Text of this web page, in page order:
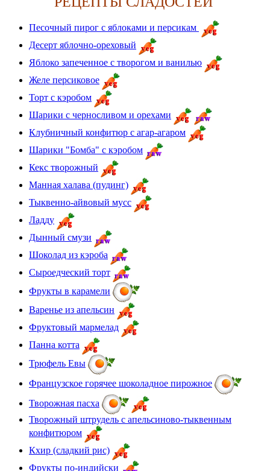
Песочный пирог с яблоками и персикам
Десерт яблочно-ореховый
Яблоко запеченное с творогом и ванилью
Желе персиковое
Торт с кэробом
Шарики с черносливом и орехами
Клубничный конфитюр с агар-агаром
Шарики "Бомба" с кэробом
Кекс творожный
Манная халава (пудинг)
Тыквенно-айвовый мусс
Ладду
Дынный смузи
Шоколад из кэроба
Сыроедческий торт
Фрукты в карамели
Варенье из апельсин
Фруктовый мармелад
Панна котта
Трюфель Евы
Французское горячее шоколадное пирожное
Творожная пасха
Творожный штрудель с апельсиново-тыквенным
конфитюром
Кхир (сладкий рис)
Фрукты по-индийски